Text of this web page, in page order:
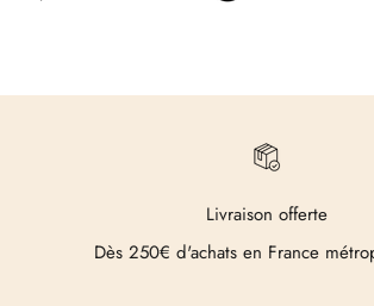
Livraison offerte
Dès 250€ d'achats en France